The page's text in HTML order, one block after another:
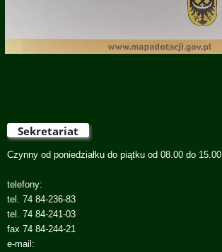
Sekretariat
Czynny od poniedziałku do piątku od 08.00 do 15.00.
telefony:
tel. 74 84-236-83
tel. 74 84-241-03
fax 74 84-244-21
e-mail: